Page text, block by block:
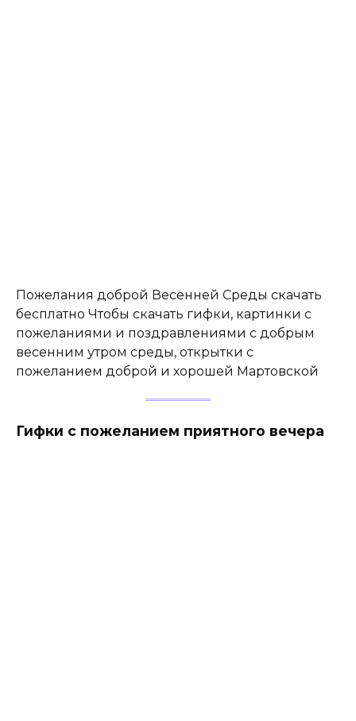
Пожелания доброй Весенней Среды скачать
бесплатно Чтобы скачать гифки, картинки с
пожеланиями и поздравлениями с добрым
весенним утром среды, открытки с
пожеланием доброй и хорошей Мартовской
Гифки с пожеланием приятного вечера